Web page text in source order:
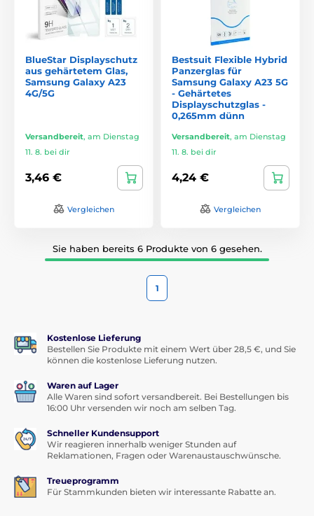
BlueStar Displayschutz
aus gehärtetem Glas,
Samsung Galaxy A23
4G/5G
Versandbereit, am Dienstag
11. 8. bei dir
3,46 €
Vergleichen
Bestsuit Flexible Hybrid
Panzerglas für
Samsung Galaxy A23 5G
- Gehärtetes
Displayschutzglas -
0,265mm dünn
Versandbereit, am Dienstag
11. 8. bei dir
4,24 €
Vergleichen
Sie haben bereits 6 Produkte von 6 gesehen.
1
Kostenlose Lieferung
Bestellen Sie Produkte mit einem Wert über 28,5 €, und Sie
können die kostenlose Lieferung nutzen.
Waren auf Lager
Alle Waren sind sofort versandbereit. Bei Bestellungen bis
16:00 Uhr versenden wir noch am selben Tag.
Schneller Kundensupport
Wir reagieren innerhalb weniger Stunden auf
Reklamationen, Fragen oder Warenaustauschwünsche.
Treueprogramm
Für Stammkunden bieten wir interessante Rabatte an.